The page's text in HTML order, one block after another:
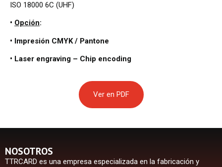
ISO 18000 6C (UHF)
• Opción:
• Impresión CMYK / Pantone
• Laser engraving – Chip encoding
Ver en PDF
NOSOTROS
TTRCARD es una empresa especializada en la fabricación y